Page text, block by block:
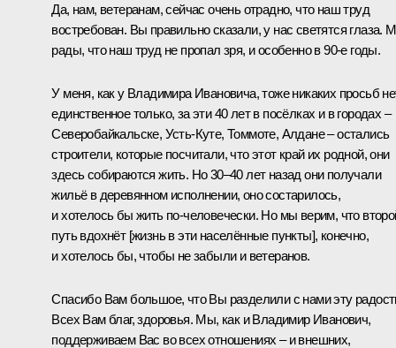
Да, нам, ветеранам, сейчас очень отрадно, что наш труд
востребован. Вы правильно сказали, у нас светятся глаза.
рады, что наш труд не пропал зря, и особенно в 90-е годы.
У меня, как у Владимира Ивановича, тоже никаких просьб
единственное только, за эти 40 лет в посёлках и в городах –
Северобайкальске, Усть-Куте, Томмоте, Алдане – остались
строители, которые посчитали, что этот край их родной, они
здесь собираются жить. Но 30–40 лет назад они получали
жильё в деревянном исполнении, оно состарилось,
и хотелось бы жить по‑человечески. Но мы верим, что
путь вдохнёт [жизнь в эти населённые пункты], конечно,
и хотелось бы, чтобы не забыли и ветеранов.
Спасибо Вам большое, что Вы разделили с нами эту
Всех Вам благ, здоровья. Мы, как и Владимир Иванович,
поддерживаем Вас во всех отношениях – и внешних,